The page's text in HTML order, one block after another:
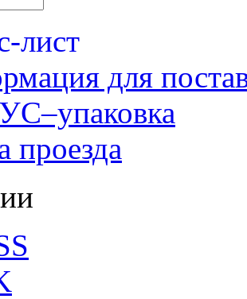
лист
для
проезда